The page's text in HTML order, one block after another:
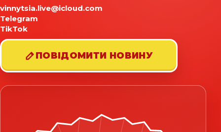
vinnytsia.live@icloud.com
Telegram
TikTok
ПОВІДОМИТИ НОВИНУ